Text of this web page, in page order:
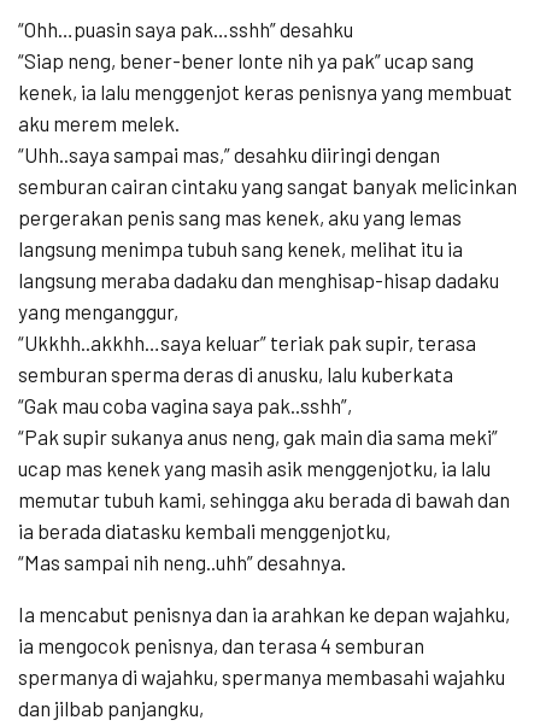
“Ohh…puasin saya pak…sshh” desahku
“Siap neng, bener-bener lonte nih ya pak” ucap sang
kenek, ia lalu menggenjot keras penisnya yang membuat
aku merem melek.
“Uhh..saya sampai mas,” desahku diiringi dengan
semburan cairan cintaku yang sangat banyak melicinkan
pergerakan penis sang mas kenek, aku yang lemas
langsung menimpa tubuh sang kenek, melihat itu ia
langsung meraba dadaku dan menghisap-hisap dadaku
yang menganggur,
“Ukkhh..akkhh…saya keluar” teriak pak supir, terasa
semburan sperma deras di anusku, lalu kuberkata
“Gak mau coba vagina saya pak..sshh”,
“Pak supir sukanya anus neng, gak main dia sama meki”
ucap mas kenek yang masih asik menggenjotku, ia lalu
memutar tubuh kami, sehingga aku berada di bawah dan
ia berada diatasku kembali menggenjotku,
“Mas sampai nih neng..uhh” desahnya.
Ia mencabut penisnya dan ia arahkan ke depan wajahku,
ia mengocok penisnya, dan terasa 4 semburan
spermanya di wajahku, spermanya membasahi wajahku
dan jilbab panjangku,